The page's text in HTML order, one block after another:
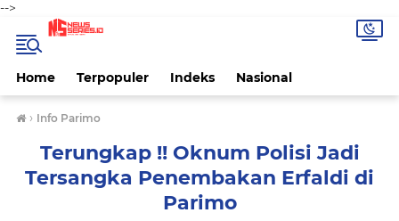
-->
Home Terpopuler Indeks Nasional
› Info Parimo
Terungkap !! Oknum Polisi Jadi
Tersangka Penembakan Erfaldi di
Parimo